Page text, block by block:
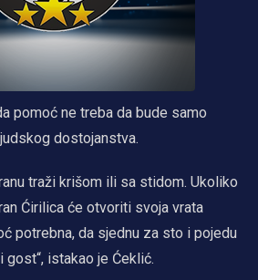
pomoć ne treba da bude samo
dostojanstva.
traži krišom ili sa stidom. Ukoliko
Ćirilica će otvoriti svoja vrata
potrebna, da sjednu za sto i pojedu
istakao je Ćeklić.